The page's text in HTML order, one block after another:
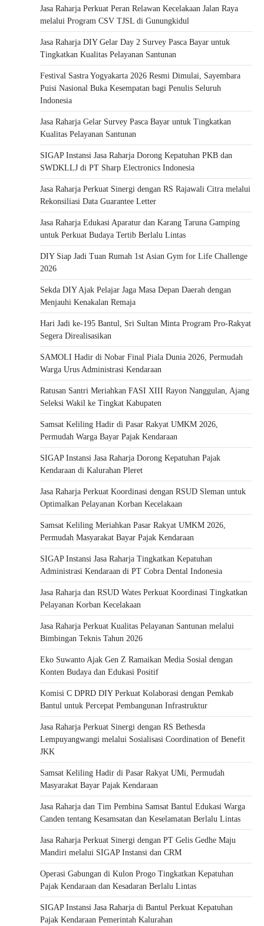
Jasa Raharja Perkuat Peran Relawan Kecelakaan Jalan Raya
melalui Program CSV TJSL di Gunungkidul
Jasa Raharja DIY Gelar Day 2 Survey Pasca Bayar untuk
Tingkatkan Kualitas Pelayanan Santunan
Festival Sastra Yogyakarta 2026 Resmi Dimulai, Sayembara
Puisi Nasional Buka Kesempatan bagi Penulis Seluruh
Indonesia
Jasa Raharja Gelar Survey Pasca Bayar untuk Tingkatkan
Kualitas Pelayanan Santunan
SIGAP Instansi Jasa Raharja Dorong Kepatuhan PKB dan
SWDKLLJ di PT Sharp Electronics Indonesia
Jasa Raharja Perkuat Sinergi dengan RS Rajawali Citra melalui
Rekonsiliasi Data Guarantee Letter
Jasa Raharja Edukasi Aparatur dan Karang Taruna Gamping
untuk Perkuat Budaya Tertib Berlalu Lintas
DIY Siap Jadi Tuan Rumah 1st Asian Gym for Life Challenge
2026
Sekda DIY Ajak Pelajar Jaga Masa Depan Daerah dengan
Menjauhi Kenakalan Remaja
Hari Jadi ke-195 Bantul, Sri Sultan Minta Program Pro-Rakyat
Segera Direalisasikan
SAMOLI Hadir di Nobar Final Piala Dunia 2026, Permudah
Warga Urus Administrasi Kendaraan
Ratusan Santri Meriahkan FASI XIII Rayon Nanggulan, Ajang
Seleksi Wakil ke Tingkat Kabupaten
Samsat Keliling Hadir di Pasar Rakyat UMKM 2026,
Permudah Warga Bayar Pajak Kendaraan
SIGAP Instansi Jasa Raharja Dorong Kepatuhan Pajak
Kendaraan di Kalurahan Pleret
Jasa Raharja Perkuat Koordinasi dengan RSUD Sleman untuk
Optimalkan Pelayanan Korban Kecelakaan
Samsat Keliling Meriahkan Pasar Rakyat UMKM 2026,
Permudah Masyarakat Bayar Pajak Kendaraan
SIGAP Instansi Jasa Raharja Tingkatkan Kepatuhan
Administrasi Kendaraan di PT Cobra Dental Indonesia
Jasa Raharja dan RSUD Wates Perkuat Koordinasi Tingkatkan
Pelayanan Korban Kecelakaan
Jasa Raharja Perkuat Kualitas Pelayanan Santunan melalui
Bimbingan Teknis Tahun 2026
Eko Suwanto Ajak Gen Z Ramaikan Media Sosial dengan
Konten Budaya dan Edukasi Positif
Komisi C DPRD DIY Perkuat Kolaborasi dengan Pemkab
Bantul untuk Percepat Pembangunan Infrastruktur
Jasa Raharja Perkuat Sinergi dengan RS Bethesda
Lempuyangwangi melalui Sosialisasi Coordination of Benefit
JKK
Samsat Keliling Hadir di Pasar Rakyat UMi, Permudah
Masyarakat Bayar Pajak Kendaraan
Jasa Raharja dan Tim Pembina Samsat Bantul Edukasi Warga
Canden tentang Kesamsatan dan Keselamatan Berlalu Lintas
Jasa Raharja Perkuat Sinergi dengan PT Gelis Gedhe Maju
Mandiri melalui SIGAP Instansi dan CRM
Operasi Gabungan di Kulon Progo Tingkatkan Kepatuhan
Pajak Kendaraan dan Kesadaran Berlalu Lintas
SIGAP Instansi Jasa Raharja di Bantul Perkuat Kepatuhan
Pajak Kendaraan Pemerintah Kalurahan